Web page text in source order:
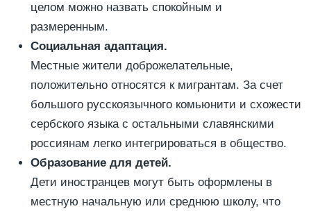
целом можно назвать спокойным и
размеренным.
Социальная адаптация.
Местные жители доброжелательные,
положительно относятся к мигрантам. За счет
большого русскоязычного комьюнити и схожести
сербского языка с остальными славянскими
россиянам легко интегрироваться в общество.
Образование для детей.
Дети иностранцев могут быть оформлены в
местную начальную или среднюю школу, что